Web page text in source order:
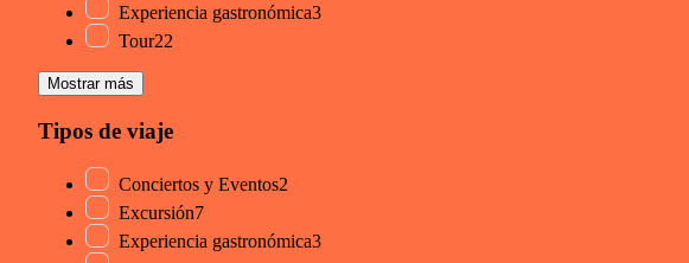
Experiencia gastronómica3
Tour22
Mostrar más
Tipos de viaje
Conciertos y Eventos2
Excursión7
Experiencia gastronómica3